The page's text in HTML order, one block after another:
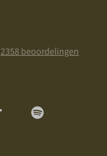
2358 beoordelingen